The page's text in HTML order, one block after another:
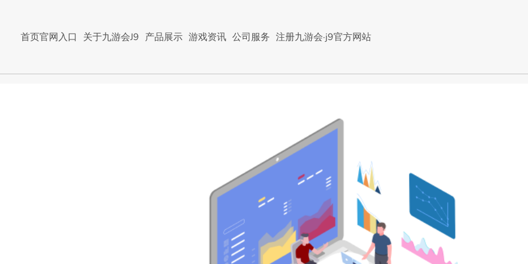
首页官网入口 关于九游会J9 产品展示 游戏资讯 公司服务 注册九游会·j9官方网站